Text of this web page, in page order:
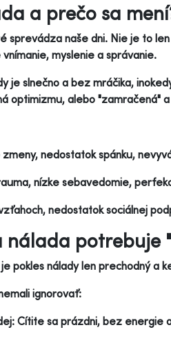
a prečo sa
sprevádza naše dni. Nie je to
myslenie a správanie.
je slnečno a bez mráčika,
optimizmu, alebo "zamračená"
nedostatok spánku,
nízke sebavedomie,
nedostatok sociálnej
nálada potrebuje
pokles nálady len prechodný a
ignorovať:
Cítite sa prázdni, bez energie